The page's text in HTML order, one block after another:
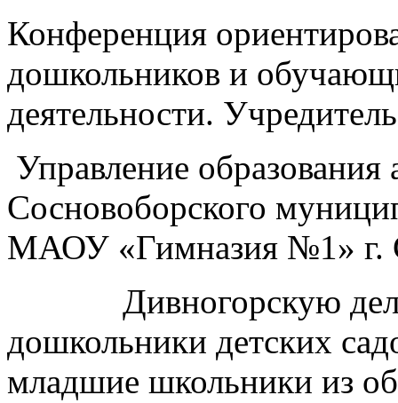
Конференция
дошкольников и
деятельности.
Управление
Сосновоборского
МАОУ «Гимназия №1» г.
Дивногорскую
дошкольники детских
младшие школьники из